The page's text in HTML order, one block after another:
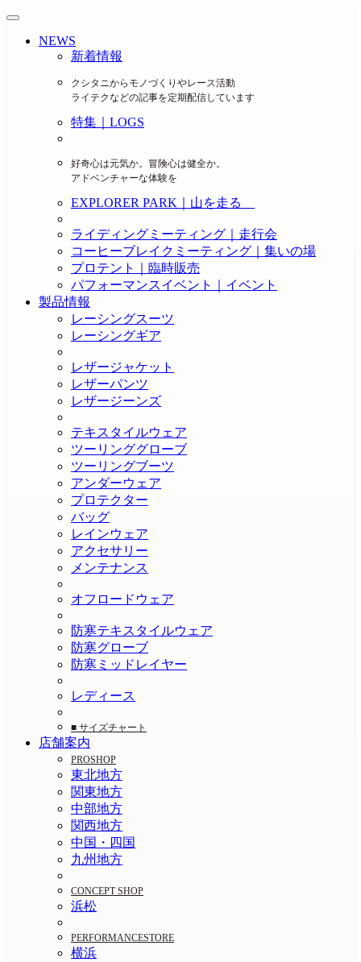
NEWS
新着情報
クシタニからモノづくりやレース活動
ライテクなどの記事を定期配信しています
特集｜LOGS
好奇心は元気か。冒険心は健全か。
アドベンチャーな体験を
EXPLORER PARK｜山を走る
ライディングミーティング｜走行会
コーヒーブレイクミーティング｜集いの場
プロテント｜臨時販売
パフォーマンスイベント｜イベント
製品情報
レーシングスーツ
レーシングギア
レザージャケット
レザーパンツ
レザージーンズ
テキスタイルウェア
ツーリンググローブ
ツーリングブーツ
アンダーウェア
プロテクター
バッグ
レインウェア
アクセサリー
メンテナンス
オフロードウェア
防寒テキスタイルウェア
防寒グローブ
防寒ミッドレイヤー
レディース
■ サイズチャート
店舗案内
PROSHOP
東北地方
関東地方
中部地方
関西地方
中国・四国
九州地方
CONCEPT SHOP
浜松
PERFORMANCESTORE
横浜